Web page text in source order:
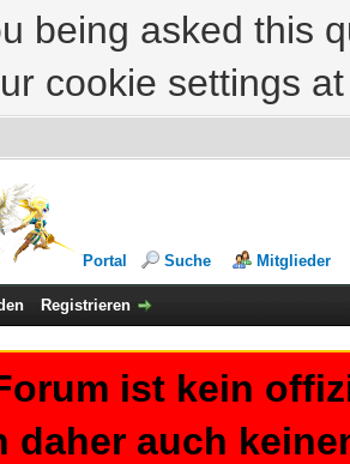
being asked this
cookie settings
Portal Suche Mitglieder
Registrieren
ist kein
daher auch